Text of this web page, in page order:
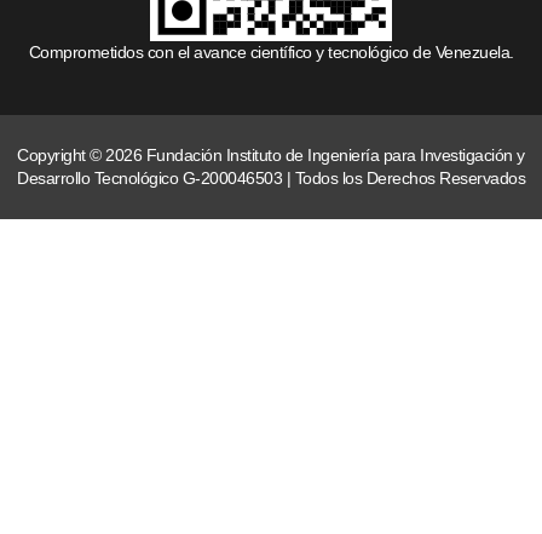
Comprometidos con el avance científico y tecnológico de Venezuela.
Copyright © 2026 Fundación Instituto de Ingeniería para Investigación y
Desarrollo Tecnológico G-200046503 | Todos los Derechos Reservados